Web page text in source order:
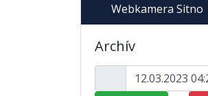
Webkamera Sitno
Archív